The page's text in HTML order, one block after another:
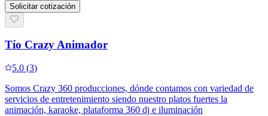
Solicitar cotización
Tío Crazy Animador
5.0 (3)
Somos Crazy 360 producciones, dónde contamos con variedad de
servicios de entretenimiento siendo nuestro platos fuertes la
animación, karaoke, plataforma 360 dj e iluminación